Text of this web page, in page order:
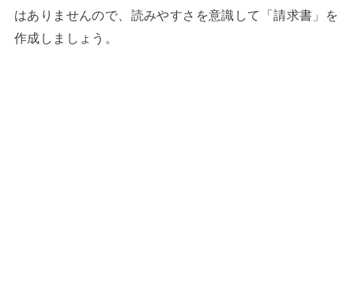
はありませんので、読みやすさを意識して「請求書」を
作成しましょう。